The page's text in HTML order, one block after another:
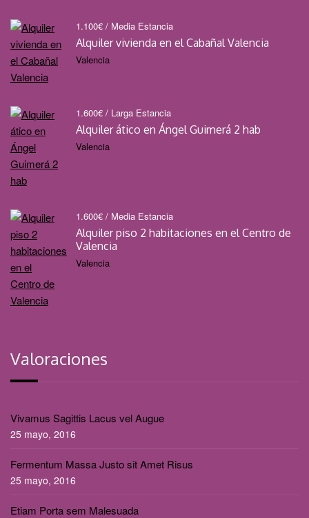
1.100€ / Media Estancia
Alquiler vivienda en el Cabañal Valencia
Valencia
1.600€ / Larga Estancia
Alquiler ático en Ángel Guimerá 2 hab
Valencia
1.600€ / Media Estancia
Alquiler piso 2 habitaciones en el Centro de
Valencia
Valencia
Valoraciones
Vivamus Sagittis Lacus vel Augue
25 mayo, 2016
Fermentum Massa Justo sit Amet Risus
25 mayo, 2016
Etiam Porta sem Malesuada